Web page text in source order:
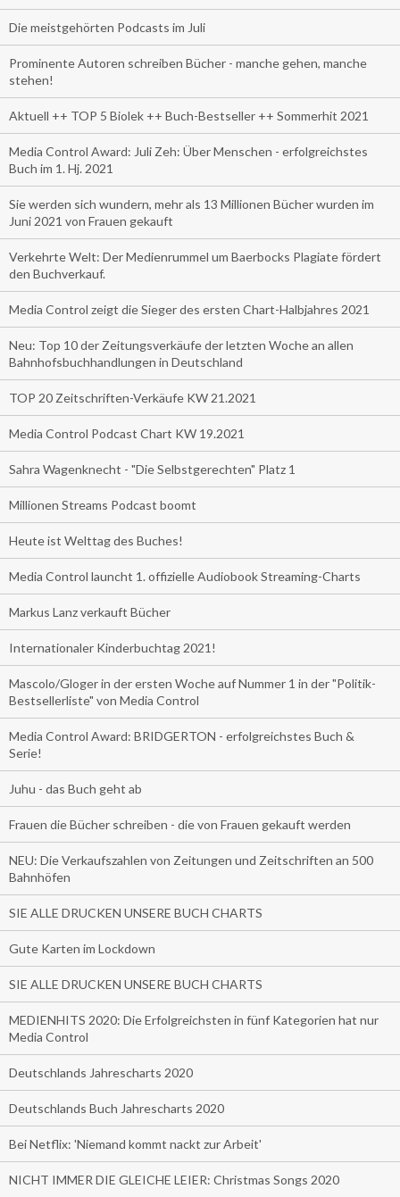
Die meistgehörten Podcasts im Juli
Prominente Autoren schreiben Bücher - manche gehen, manche
stehen!
Aktuell ++ TOP 5 Biolek ++ Buch-Bestseller ++ Sommerhit 2021
Media Control Award: Juli Zeh: Über Menschen - erfolgreichstes
Buch im 1. Hj. 2021
Sie werden sich wundern, mehr als 13 Millionen Bücher wurden im
Juni 2021 von Frauen gekauft
Verkehrte Welt: Der Medienrummel um Baerbocks Plagiate fördert
den Buchverkauf.
Media Control zeigt die Sieger des ersten Chart-Halbjahres 2021
Neu: Top 10 der Zeitungsverkäufe der letzten Woche an allen
Bahnhofsbuchhandlungen in Deutschland
TOP 20 Zeitschriften-Verkäufe KW 21.2021
Media Control Podcast Chart KW 19.2021
Sahra Wagenknecht - "Die Selbstgerechten" Platz 1
Millionen Streams Podcast boomt
Heute ist Welttag des Buches!
Media Control launcht 1. offizielle Audiobook Streaming-Charts
Markus Lanz verkauft Bücher
Internationaler Kinderbuchtag 2021!
Mascolo/Gloger in der ersten Woche auf Nummer 1 in der "Politik-
Bestsellerliste" von Media Control
Media Control Award: BRIDGERTON - erfolgreichstes Buch &
Serie!
Juhu - das Buch geht ab
Frauen die Bücher schreiben - die von Frauen gekauft werden
NEU: Die Verkaufszahlen von Zeitungen und Zeitschriften an 500
Bahnhöfen
SIE ALLE DRUCKEN UNSERE BUCH CHARTS
Gute Karten im Lockdown
SIE ALLE DRUCKEN UNSERE BUCH CHARTS
MEDIENHITS 2020: Die Erfolgreichsten in fünf Kategorien hat nur
Media Control
Deutschlands Jahrescharts 2020
Deutschlands Buch Jahrescharts 2020
Bei Netflix: 'Niemand kommt nackt zur Arbeit'
NICHT IMMER DIE GLEICHE LEIER: Christmas Songs 2020